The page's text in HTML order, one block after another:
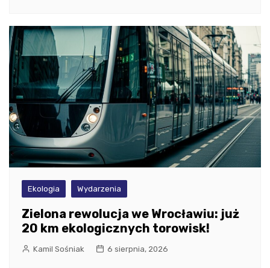
Ekologia Wydarzenia
Zielona rewolucja we Wrocławiu: już
20 km ekologicznych torowisk!
Kamil Sośniak 6 sierpnia, 2026